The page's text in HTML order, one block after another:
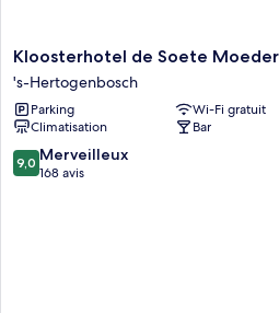
Kloosterhotel
de
Soete
Moeder
's-
Hertogenbosch
Kloosterhotel de Soete Moeder
's-Hertogenbosch
Parking
Wi-Fi gratuit
Climatisation
Bar
9.0
sur
9,0 Merveilleux
168 avis